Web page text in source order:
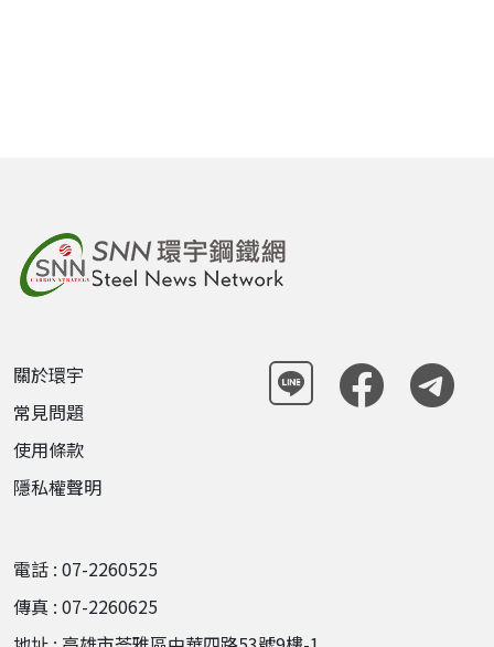
關於環宇
常見問題
使用條款
隱私權聲明
電話 : 07-2260525
傳真 : 07-2260625